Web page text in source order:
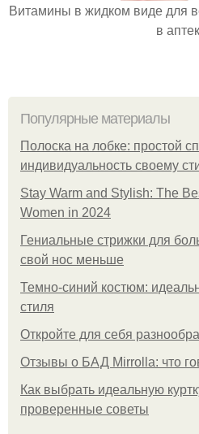
Витамины в жидком виде для
в
Популярные материалы
Полоска на лобке: простой
индивидуальность своему
Stay Warm and Stylish: The
Women in 2024
Гениальные стрижки для
свой нос меньше
Темно-синий костюм:
стиля
Откройте для себя
Отзывы о БАД Mirrolla: что
Как выбрать идеальную
проверенные советы